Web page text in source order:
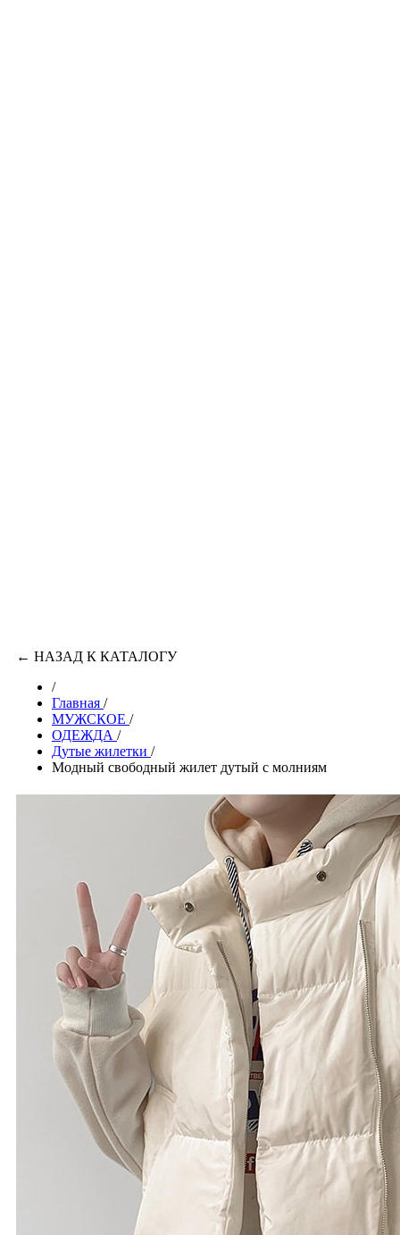
← НАЗАД К КАТАЛОГУ
/
Главная /
МУЖСКОЕ /
ОДЕЖДА /
Дутые жилетки /
Модный свободный жилет дутый с молниям